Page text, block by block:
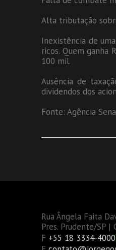
Alta tributação
Inexistência de
ricos. Quem ganha
100 mil.
Ausência de
dividendos dos
Fonte: Agência
Rua Ângela Faita
Pres. Prudente/SP |
F +55 18 3334-4000